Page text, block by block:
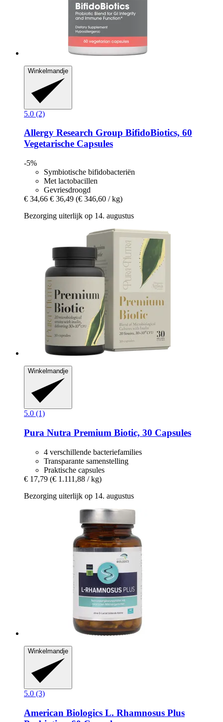
Winkelmandje
5.0 (2)
Allergy Research Group BifidoBiotics, 60
Vegetarische Capsules
-5%
Symbiotische bifidobacteriën
Met lactobacillen
Gevriesdroogd
€ 34,66 € 36,49 (€ 346,60 / kg)
Bezorging uiterlijk op 14. augustus
Winkelmandje
5.0 (1)
Pura Nutra Premium Biotic, 30 Capsules
4 verschillende bacteriefamilies
Transparante samenstelling
Praktische capsules
€ 17,79 (€ 1.111,88 / kg)
Bezorging uiterlijk op 14. augustus
Winkelmandje
5.0 (3)
American Biologics L. Rhamnosus Plus